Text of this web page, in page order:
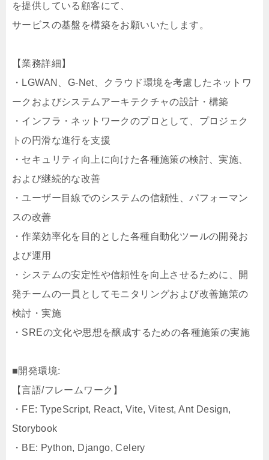
を提供している顧客にて、
サービスの基盤を構築をお願いいたします。
【業務詳細】
・LGWAN、G-Net、クラウド環境を考慮したネットワ
ークおよびシステムアーキテクチャの設計・構築
・インフラ・ネットワークのプロとして、プロジェク
トの円滑な進行を支援
・セキュリティ向上に向けた各種施策の検討、実施、
および継続的な改善
・ユーザー目線でのシステムの信頼性、パフォーマン
スの改善
・作業効率化を目的とした各種自動化ツールの開発お
よび運用
・システムの安定性や信頼性を向上させるために、開
発チームの一員としてモニタリングおよび改善施策の
検討・実施
・SREの文化や思想を醸成するための各種施策の実施
■開発環境:
【言語/フレームワーク】
・FE: TypeScript, React, Vite, Vitest, Ant Design,
Storybook
・BE: Python, Django, Celery